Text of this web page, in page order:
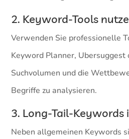
2. Keyword-Tools
Verwenden Sie professionelle
Keyword Planner, Ubersuggest
Suchvolumen und die
Begriffe zu analysieren.
3. Long-Tail-Keywords
Neben allgemeinen Keywords